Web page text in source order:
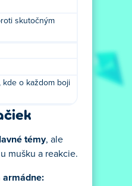
skutočným
kde o každom boji
témy, ale
mušku a reakcie.
armádne: